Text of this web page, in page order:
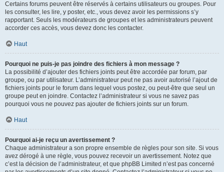
Certains forums peuvent être réservés à certains utilisateurs ou groupes. Pour
les consulter, les lire, y poster, etc., vous devez avoir les permissions s’y
rapportant. Seuls les modérateurs de groupes et les administrateurs peuvent
accorder ces accès, vous devez donc les contacter.
Haut
Pourquoi ne puis-je pas joindre des fichiers à mon message ?
La possibilité d’ajouter des fichiers joints peut être accordée par forum, par
groupe, ou par utilisateur. L’administrateur peut ne pas avoir autorisé l’ajout de
fichiers joints pour le forum dans lequel vous postez, ou peut-être que seul un
groupe peut en joindre. Contactez l’administrateur si vous ne savez pas
pourquoi vous ne pouvez pas ajouter de fichiers joints sur un forum.
Haut
Pourquoi ai-je reçu un avertissement ?
Chaque administrateur a son propre ensemble de règles pour son site. Si vous
avez dérogé à une règle, vous pouvez recevoir un avertissement. Notez que
c’est la décision de l’administrateur, et que phpBB Limited n’est pas concerné